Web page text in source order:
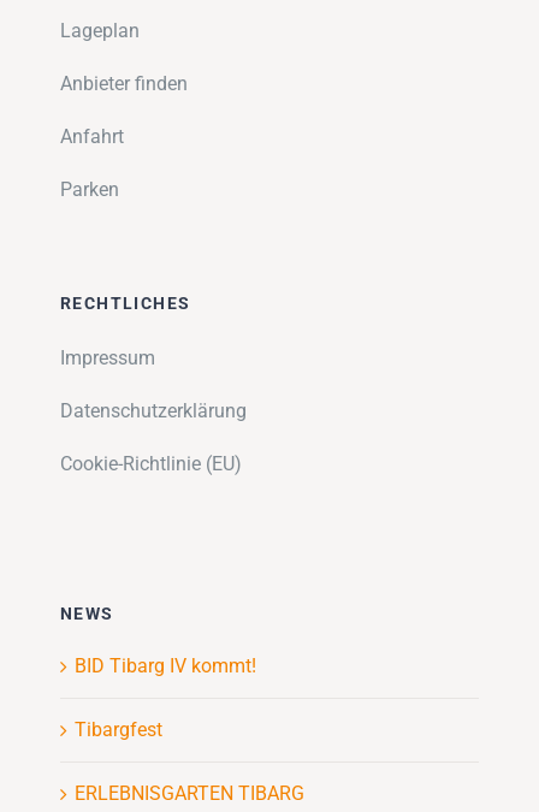
Lageplan
Anbieter finden
Anfahrt
Parken
RECHTLICHES
Impressum
Datenschutzerklärung
Cookie-Richtlinie (EU)
NEWS
BID Tibarg IV kommt!
Tibargfest
ERLEBNISGARTEN TIBARG